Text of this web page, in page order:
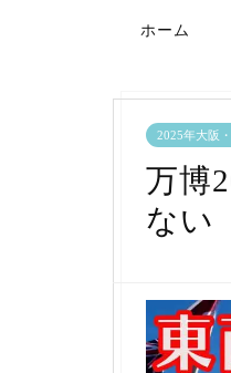
ホーム
2025年大阪
万博
ない